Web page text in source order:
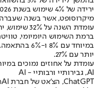
עומדת השנה על 32% שימוש, ירידה של 4% מהשנה שעברה.
ברמת השימוש היומיומי,
במיוחד עם
יותר עם 27%.
עומדת על אחוזים נמוכים
AI, גבירותיי ורבותיי - AI